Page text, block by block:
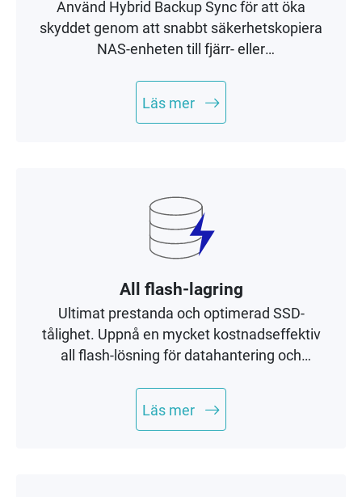
Använd Hybrid Backup Sync för att öka
skyddet genom att snabbt säkerhetskopiera
NAS-enheten till fjärr- eller
återställningsplan med 3-2-1.
Läs mer
All flash-lagring
Ultimat prestanda och optimerad SSD-
tålighet. Uppnå en mycket kostnadseffektiv
all flash-lösning för datahantering och
Läs mer